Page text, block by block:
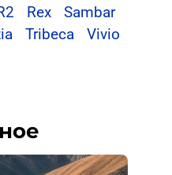
Rex
Sambar
Tribeca
Vivio